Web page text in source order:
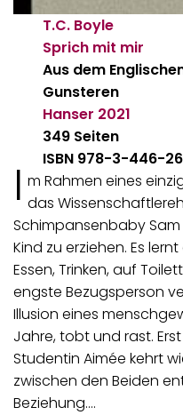
T.C. Boyle
Sprich mit mir
Aus dem
Gunsteren
Hanser 2021
349 Seiten
ISBN 978-3-446-
I m Rahmen eines
das
Schimpansenbaby
Kind zu erziehen. Es
Essen, Trinken, auf
engste Bezugsperson
Illusion eines
Jahre, tobt und rast.
Studentin Aimée kehrt
zwischen den Beiden
Beziehung.…